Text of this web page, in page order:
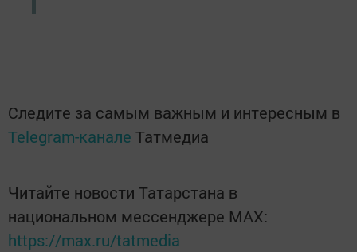
Следите за самым важным и интересным в
Telegram-канале Татмедиа
Читайте новости Татарстана в
национальном мессенджере MАХ:
https://max.ru/tatmedia